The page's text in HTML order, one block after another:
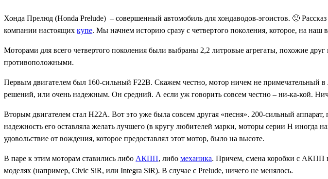
Хонда Прелюд (Honda Prelude) – совершенный автомобиль для хондаводов-эгоистов. 🙂
компании настоящих купе. Мы начнем историю сразу с четвертого поколения, которое, на наш
Моторами для всего четвертого поколения были выбраны 2,2 литровые агрегаты, похожие
противоположными.
Первым двигателем был 160-сильный F22B. Скажем честно, мотор ничем не примечательный
решений, или очень надежным. Он средний. А если уж говорить совсем честно – ни-ка-кой.
Вторым двигателем стал H22A. Вот это уже была совсем другая «песня». 200-сильный
надежность его оставляла желать лучшего (в кругу любителей марки, моторы серии H иногда
удовольствие от вождения, которое предоставлял этот мотор, было на высоте.
В паре к этим моторам ставились либо АКПП, либо механика. Причем, смена коробки с АКПП
моделях (например, Civic SiR, или Integra SiR). В случае с Prelude, ничего не менялось.